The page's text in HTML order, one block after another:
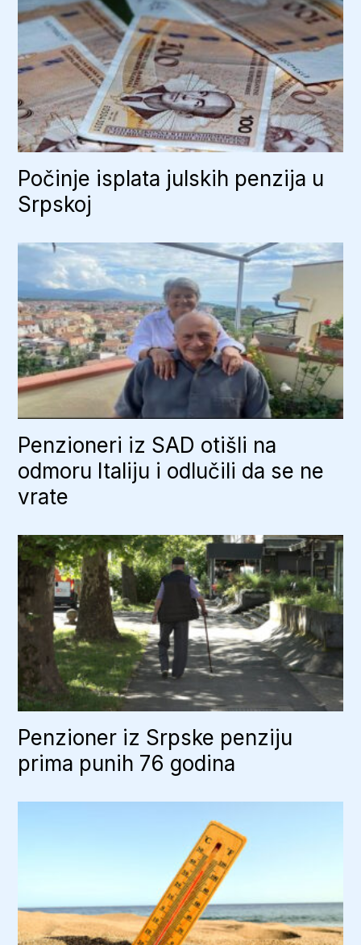
Počinje isplata julskih penzija u
Srpskoj
Penzioneri iz SAD otišli na
odmoru Italiju i odlučili da se ne
vrate
Penzioner iz Srpske penziju
prima punih 76 godina